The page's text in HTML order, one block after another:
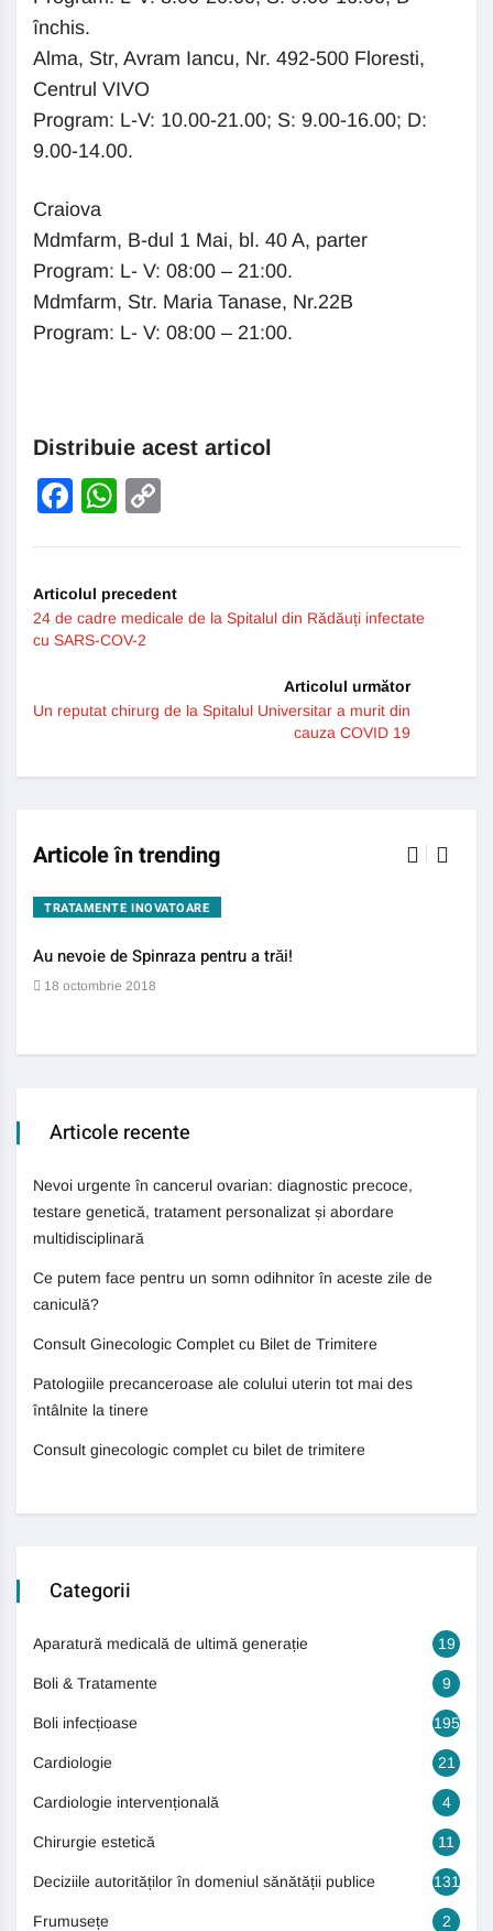
închis.
Alma, Str, Avram Iancu, Nr. 492-500 Floresti,
Centrul VIVO
Program: L-V: 10.00-21.00; S: 9.00-16.00; D:
9.00-14.00.
Craiova
Mdmfarm, B-dul 1 Mai, bl. 40 A, parter
Program: L- V: 08:00 – 21:00.
Mdmfarm, Str. Maria Tanase, Nr.22B
Program: L- V: 08:00 – 21:00.
Distribuie acest articol
Facebook
WhatsApp
Articolul precedent
24 de cadre medicale de la Spitalul din Rădăuți infectate
cu SARS-COV-2
Articolul următor
Un reputat chirurg de la Spitalul Universitar a murit din
cauza COVID 19
Articole în trending
TRATAMENTE INOVATOARE
Au nevoie de Spinraza pentru a trăi!
18 octombrie 2018
Articole recente
Nevoi urgente în cancerul ovarian: diagnostic precoce,
testare genetică, tratament personalizat și abordare
multidisciplinară
Ce putem face pentru un somn odihnitor în aceste zile de
caniculă?
Consult Ginecologic Complet cu Bilet de Trimitere
Patologiile precanceroase ale colului uterin tot mai des
întâlnite la tinere
Consult ginecologic complet cu bilet de trimitere
Categorii
Aparatură medicală de ultimă generație 19
Boli & Tratamente 9
Boli infecțioase 195
Cardiologie 21
Cardiologie intervențională 4
Chirurgie estetică 11
Deciziile autorităților în domeniul sănătății publice 131
Frumusețe 2